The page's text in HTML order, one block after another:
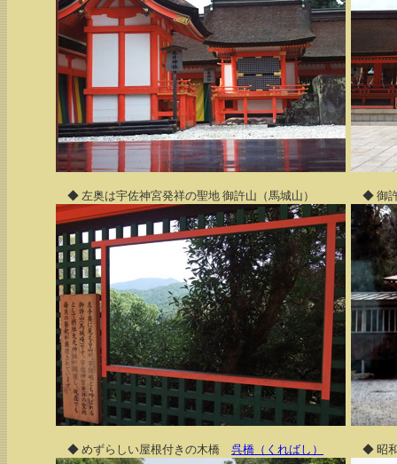
◆ 左奥は宇佐神宮発祥の聖地 御許山（馬城山） ◆ 御許
◆ めずらしい屋根付きの木橋 呉橋（くればし） ◆ 昭和